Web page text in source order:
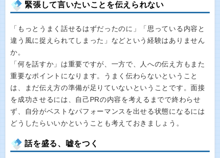
緊張して言いたいことを伝えられない
「もっとうまく話せるはずだったのに」「思っている内容と
違う風に捉えられてしまった」などという経験はありません
か。
「何を話すか」は重要ですが、一方で、人への伝え方もまた
重要なポイントになります。うまく伝わらないということ
は、まだ伝え方の準備が足りていないということです。面接
を成功させるには、自己PRの内容を考えるまでで終わらせ
ず、自分がベストなパフォーマンスを出せる状態になるには
どうしたらいいかということも考えておきましょう。
話を盛る、嘘をつく